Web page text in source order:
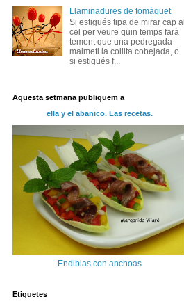
Llaminadures de tomàquet
Si estigués tipa de mirar cap al
cel per veure quin temps farà
tement que una pedregada
malmeti la collita cobejada, o
si estigués f...
Aquesta setmana publiquem a
ella y el abanico. Las recetas.
Endibias con anchoas
Etiquetes